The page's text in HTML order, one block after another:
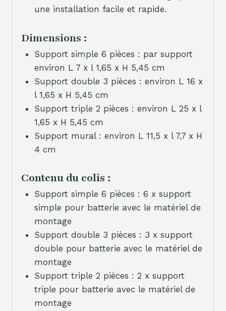
une installation facile et rapide.
Dimensions :
Support simple 6 pièces : par support
environ L 7 x l 1,65 x H 5,45 cm
Support double 3 pièces : environ L 16 x
l 1,65 x H 5,45 cm
Support triple 2 pièces : environ L 25 x l
1,65 x H 5,45 cm
Support mural : environ L 11,5 x l 7,7 x H
4 cm
Contenu du colis :
Support simple 6 pièces : 6 x support
simple pour batterie avec le matériel de
montage
Support double 3 pièces : 3 x support
double pour batterie avec le matériel de
montage
Support triple 2 pièces : 2 x support
triple pour batterie avec le matériel de
montage